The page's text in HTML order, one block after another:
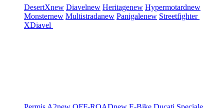
DesertXnew Diavelnew Heritagenew Hypermotardnew
Monsternew Multistradanew Panigalenew Streetfighter
XDiavel